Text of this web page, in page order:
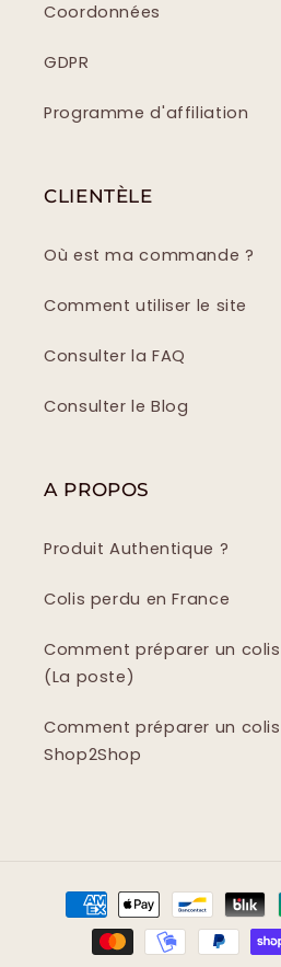
Coordonnées
GDPR
Programme d'affiliation
CLIENTÈLE
Où est ma commande ?
Comment utiliser le site
Consulter la FAQ
Consulter le Blog
A PROPOS
Produit Authentique ?
Colis perdu en France
Comment préparer un
(La poste)
Comment préparer un
Shop2Shop
Moyens
paiement